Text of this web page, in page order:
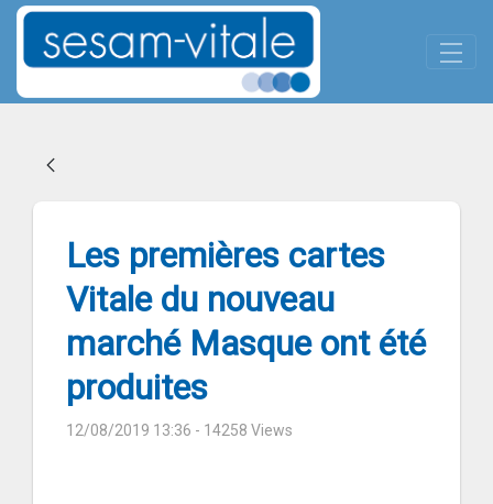
Skip to Main Content
Les premières cartes Vitale
Les premières cartes
Vitale du nouveau
marché Masque ont été
produites
12/08/2019 13:36 - 14258 Views
Panneau de gestion des cookies